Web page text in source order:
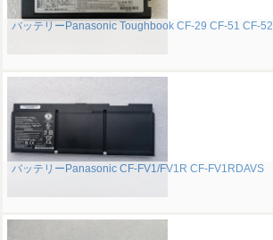
バッテリーPanasonic Toughbook CF-29 CF-51 CF-52
バッテリーPanasonic CF-FV1/FV1R CF-FV1RDAVS